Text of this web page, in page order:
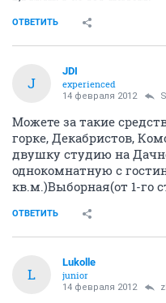
ОТВЕТИТЬ
J
JDI
experienced
14 февраля 2012
Можете за такие
горке, Декабристов,
двушку студию на
однокомнатную с
кв.м.)Выборная(от 1-го
ОТВЕТИТЬ
L
Lukolle
junior
14 февраля 2012